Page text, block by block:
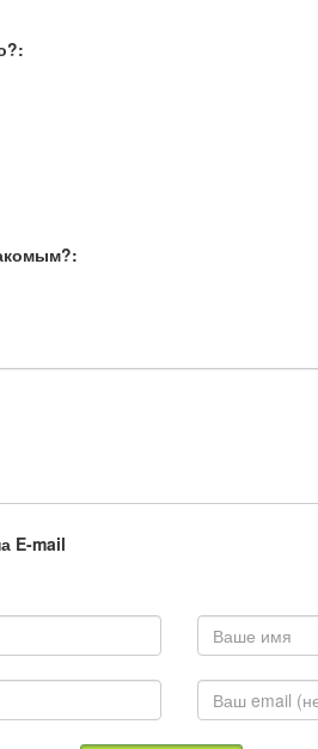
E-mail